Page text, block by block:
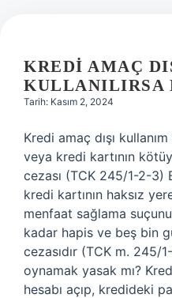
KREDI AMAÇ
KULLANILIRSA
Tarih: Kasım 2, 2024
Kredi amaç dışı
veya kredi kartının
cezası (TCK 245/1-2-3)
kredi kartının haksız
menfaat sağlama
kadar hapis ve beş bin
cezasıdır (TCK m. 245/
oynamak yasak mı?
hesabı açıp, kredideki